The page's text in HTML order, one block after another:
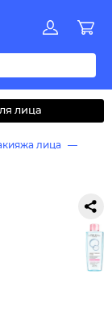
ЗИМОКЛНПРСТУФ
лица
лица